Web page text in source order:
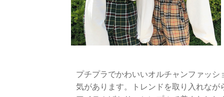
プチプラでかわいいオルチャンファッ
気があります。トレンドを取り入れな